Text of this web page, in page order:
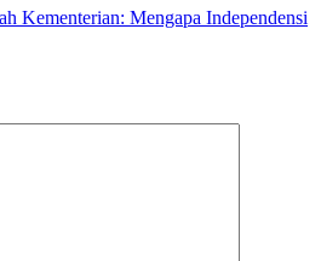
Kementerian: Mengapa Independensi